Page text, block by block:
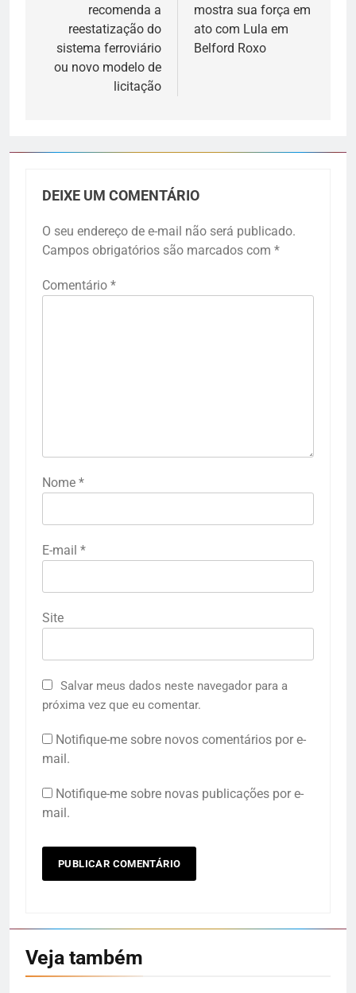
recomenda a
reestatização do
sistema ferroviário
ou novo modelo de
licitação
mostra sua força em
ato com Lula em
Belford Roxo
DEIXE UM COMENTÁRIO
O seu endereço de e-mail não será publicado.
Campos obrigatórios são marcados com *
Comentário *
Nome *
E-mail *
Site
Salvar meus dados neste navegador para a
próxima vez que eu comentar.
Notifique-me sobre novos comentários por e-
mail.
Notifique-me sobre novas publicações por e-
mail.
Veja também